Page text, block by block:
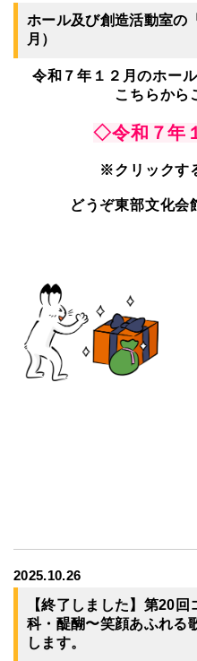
ホール及び創造活動室の
月）
令和７年１２月のホー
こちらから
◇令和７年
※クリックす
どうぞ東部文化会
2025.10.26
【終了しました】第20
科・醍醐〜笑顔あふれる
します。